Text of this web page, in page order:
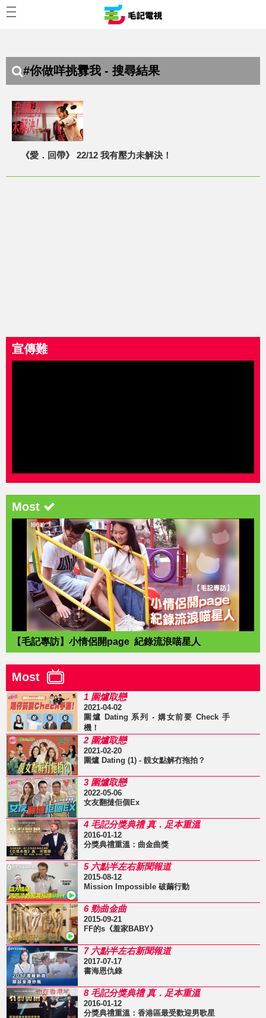
#你做咩挑釁我 - 搜尋結果
《愛．回帶》 22/12 我有壓力未解決！
宣傳難
Most
【毛記專訪】小情侶開page 紀錄流浪喵星人
Most
1 圍爐取戀
2021-04-02
圍爐 Dating 系列 - 媾女前要 Check 手
機！
2 圍爐取戀
2021-02-20
圍爐 Dating (1) - 靚女點解冇拖拍？
3 圍爐取戀
2022-05-06
女友翻撻佢個Ex
4 毛記分獎典禮 真．足本重溫
2016-01-12
分獎典禮重溫：曲金曲獎
5 六點半左右新聞報道
2015-08-12
Mission Impossible 破繭行動
6 勁曲金曲
2015-09-21
FF的s《羞家BABY》
7 六點半左右新聞報道
2017-07-17
書海恩仇錄
8 毛記分獎典禮 真．足本重溫
2016-01-12
分獎典禮重溫：香港區最受歡迎男歌星